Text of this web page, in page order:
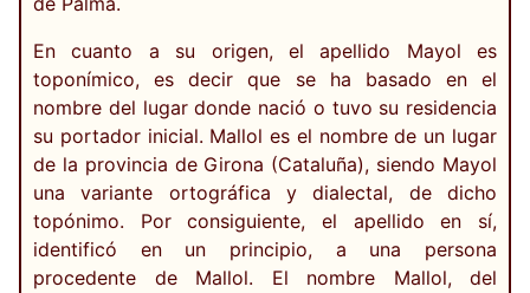
En cuanto a su origen, el apellido Mayol es
toponímico, es decir que se ha basado en el
nombre del lugar donde nació o tuvo su residencia
su portador inicial. Mallol es el nombre de un lugar
de la provincia de Girona (Cataluña), siendo Mayol
una variante ortográfica y dialectal, de dicho
topónimo. Por consiguiente, el apellido en sí,
identificó en un principio, a una persona
procedente de Mallol. El nombre Mallol, del